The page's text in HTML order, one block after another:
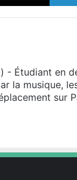
- Étudiant en
la musique,
sur